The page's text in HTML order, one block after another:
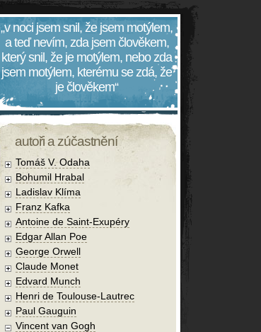
„v noci jsem snil, že jsem motýlem,
a teď nevím, zda jsem člověkem,
který snil, že je motýlem, nebo zda
jsem motýlem, kterému se zdá, že
je člověkem“
autoři a zúčastnění
Tomáš V. Odaha
Bohumil Hrabal
Ladislav Klíma
Franz Kafka
Antoine de Saint-Exupéry
Edgar Allan Poe
George Orwell
Claude Monet
Edvard Munch
Henri de Toulouse-Lautrec
Paul Gauguin
Vincent van Gogh